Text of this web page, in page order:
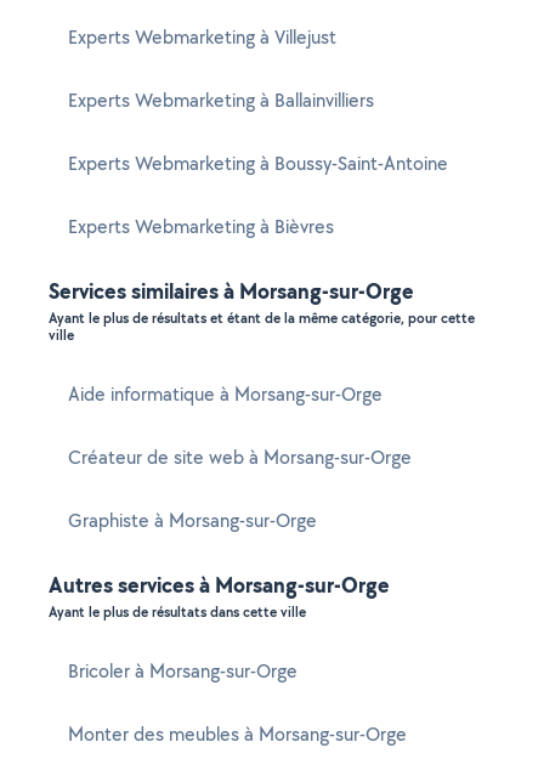
Experts Webmarketing à Villejust
Experts Webmarketing à Ballainvilliers
Experts Webmarketing à Boussy-Saint-Antoine
Experts Webmarketing à Bièvres
Services similaires à Morsang-sur-Orge
Ayant le plus de résultats et étant de la même catégorie, pour cette
ville
Aide informatique à Morsang-sur-Orge
Créateur de site web à Morsang-sur-Orge
Graphiste à Morsang-sur-Orge
Autres services à Morsang-sur-Orge
Ayant le plus de résultats dans cette ville
Bricoler à Morsang-sur-Orge
Monter des meubles à Morsang-sur-Orge